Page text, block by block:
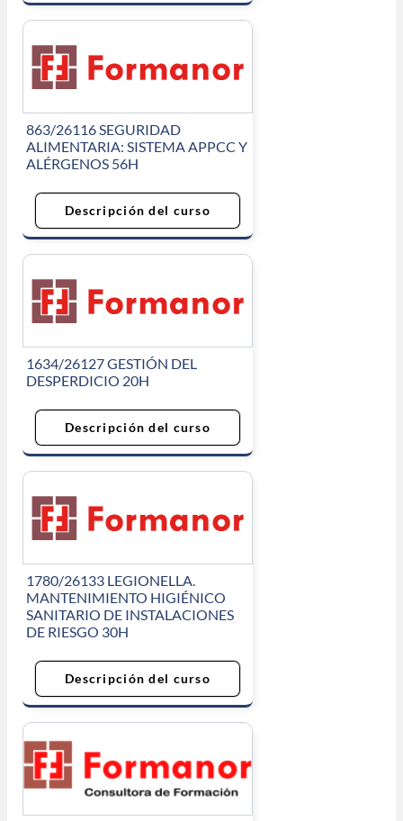
863/26116 SEGURIDAD
ALIMENTARIA: SISTEMA APPCC Y
ALÉRGENOS 56H
Descripción del curso
1634/26127 GESTIÓN DEL
DESPERDICIO 20H
Descripción del curso
1780/26133 LEGIONELLA.
MANTENIMIENTO HIGIÉNICO
SANITARIO DE INSTALACIONES
DE RIESGO 30H
Descripción del curso